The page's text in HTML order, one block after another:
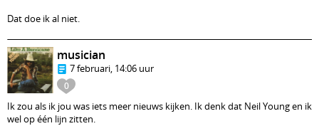
Dat doe ik al niet.
0
musician
7 februari, 14:06 uur
Ik zou als ik jou was iets meer nieuws kijken. Ik denk dat Neil Young en ik
wel op één lijn zitten.